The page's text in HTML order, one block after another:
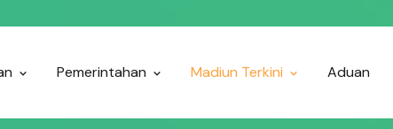
Pemerintahan Madiun Terkini Aduan